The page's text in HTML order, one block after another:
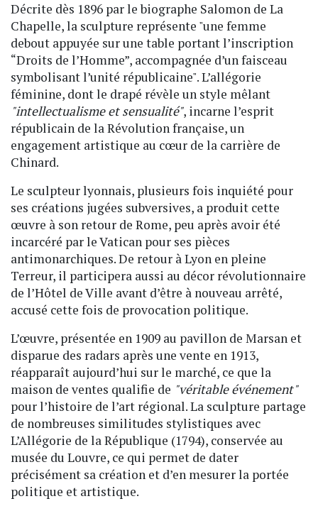
Décrite dès 1896 par le biographe Salomon de La
Chapelle, la sculpture représente "une femme
debout appuyée sur une table portant l’inscription
“Droits de l’Homme”, accompagnée d’un faisceau
symbolisant l’unité républicaine". L’allégorie
féminine, dont le drapé révèle un style mêlant
"intellectualisme et sensualité", incarne l’esprit
républicain de la Révolution française, un
engagement artistique au cœur de la carrière de
Chinard.
Le sculpteur lyonnais, plusieurs fois inquiété pour
ses créations jugées subversives, a produit cette
œuvre à son retour de Rome, peu après avoir été
incarcéré par le Vatican pour ses pièces
antimonarchiques. De retour à Lyon en pleine
Terreur, il participera aussi au décor révolutionnaire
de l’Hôtel de Ville avant d’être à nouveau arrêté,
accusé cette fois de provocation politique.
L’œuvre, présentée en 1909 au pavillon de Marsan et
disparue des radars après une vente en 1913,
réapparaît aujourd’hui sur le marché, ce que la
maison de ventes qualifie de "véritable événement"
pour l’histoire de l’art régional. La sculpture partage
de nombreuses similitudes stylistiques avec
L’Allégorie de la République (1794), conservée au
musée du Louvre, ce qui permet de dater
précisément sa création et d’en mesurer la portée
politique et artistique.